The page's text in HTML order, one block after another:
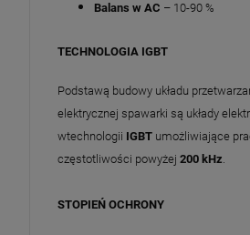
Balans w AC – 10-90 %
TECHNOLOGIA IGBT
Podstawą budowy układu
elektrycznej spawarki są układy
wtechnologii IGBT umożliwiające
częstotliwości powyżej 200 kHz
STOPIEŃ OCHRONY